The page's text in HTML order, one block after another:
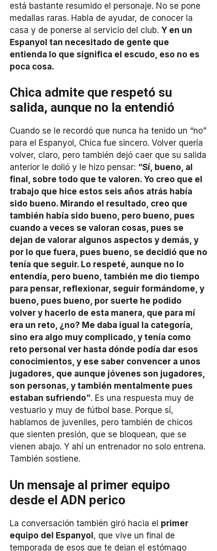
está bastante resumido el personaje. No se pone
medallas raras. Habla de ayudar, de conocer la
casa y de ponerse al servicio del club. Y en un
Espanyol tan necesitado de gente que
entienda lo que significa el escudo, eso no es
poca cosa.
Chica admite que respetó su
salida, aunque no la entendió
Cuando se le recordó que nunca ha tenido un “no”
para el Espanyol, Chica fue sincero. Volver quería
volver, claro, pero también dejó caer que su salida
anterior le dolió y le hizo pensar: “Sí, bueno, al
final, sobre todo que te valoren. Yo creo que el
trabajo que hice estos seis años atrás había
sido bueno. Mirando el resultado, creo que
también había sido bueno, pero bueno, pues
cuando a veces se valoran cosas, pues se
dejan de valorar algunos aspectos y demás, y
por lo que fuera, pues bueno, se decidió que no
tenía que seguir. Lo respeté, aunque no lo
entendía, pero bueno, también me dio tiempo
para pensar, reflexionar, seguir formándome, y
bueno, pues bueno, por suerte he podido
volver y hacerlo de esta manera, que para mí
era un reto, ¿no? Me daba igual la categoría,
sino era algo muy complicado, y tenía como
reto personal ver hasta dónde podía dar esos
conocimientos, y ese saber convencer a unos
jugadores, que aunque jóvenes son jugadores,
son personas, y también mentalmente pues
estaban sufriendo”. Es una respuesta muy de
vestuario y muy de fútbol base. Porque sí,
hablamos de juveniles, pero también de chicos
que sienten presión, que se bloquean, que se
vienen abajo. Y ahí un entrenador no solo entrena.
También sostiene.
Un mensaje al primer equipo
desde el ADN perico
La conversación también giró hacia el primer
equipo del Espanyol, que vive un final de
temporada de esos que te dejan el estómago